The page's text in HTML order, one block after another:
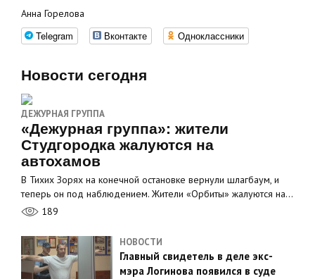
Анна Горелова
Telegram Вконтакте Одноклассники
Новости сегодня
ДЕЖУРНАЯ ГРУППА
«Дежурная группа»: жители
Студгородка жалуются на
автохамов
В Тихих Зорях на конечной остановке вернули шлагбаум, и
теперь он под наблюдением. Жители «Орбиты» жалуются на…
189
НОВОСТИ
Главный свидетель в деле экс-
мэра Логинова появился в суде